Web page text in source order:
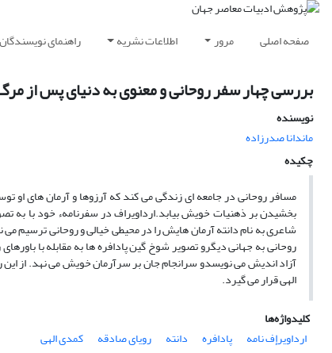
صفحه اصلی مرور اطلاعات نشریه راهنمای نویسندگان
بررسی چهار سفر روحانی و معنوی به دنیای پس از
نویسنده
ماندانا صدرزاده
چکیده
مسافر روحانی در جامعه ای زندگی می کند که آرزوها و آرمان های او
بخشیدن بر ذهنیات خویش بیابد.ارداویراف در سفرنامهء خود با به
شاعری به نام دانته آرمان هایش را در محیطی خیالی و روحانی ترسیم
آزاد اندیش می نویسدو سرانجام جان بر سرآرمان خویش می نهد. از این
الهی قرار می گیرد.
کلیدواژه‌ها
ارداویرإف نامه
پادافره دانته رویای صادقه کمدی الهی